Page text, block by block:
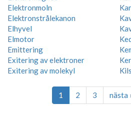
Elektronmoln
Elektronstrålekanon
Elhyvel
Elmotor
Emittering
Exitering av elektroner
Exitering av molekyl
1 2 3 nästa ›